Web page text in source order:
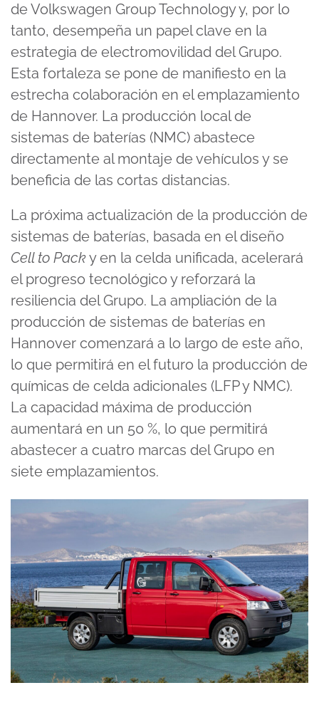
de Volkswagen Group Technology y, por lo
tanto, desempeña un papel clave en la
estrategia de electromovilidad del Grupo.
Esta fortaleza se pone de manifiesto en la
estrecha colaboración en el emplazamiento
de Hannover. La producción local de
sistemas de baterías (NMC) abastece
directamente al montaje de vehículos y se
beneficia de las cortas distancias.
La próxima actualización de la producción de
sistemas de baterías, basada en el diseño
Cell to Packy en la celda unificada, acelerará
el progreso tecnológico y reforzará la
resiliencia del Grupo. La ampliación de la
producción de sistemas de baterías en
Hannover comenzará a lo largo de este año,
lo que permitirá en el futuro la producción de
químicas de celda adicionales (LFP y NMC).
La capacidad máxima de producción
aumentará en un 50 %, lo que permitirá
abastecer a cuatro marcas del Grupo en
siete emplazamientos.